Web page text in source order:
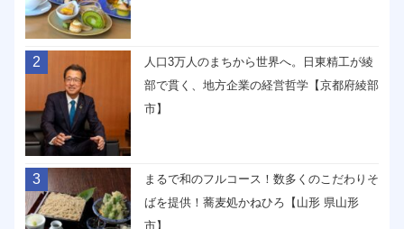
2
人口3万人のまちから世界へ。日東精工が綾
部で貫く、地方企業の経営哲学【京都府綾部
市】
3
まるで和のフルコース！数多くのこだわりそ
ばを提供！蕎麦処かねひろ【山形 県山形
市】